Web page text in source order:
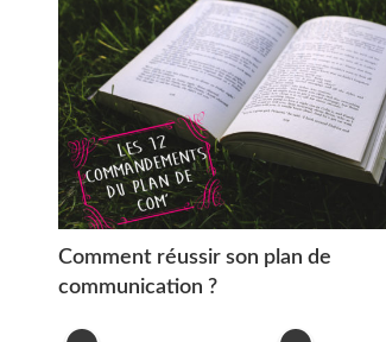
Comment réussir son plan de
communication ?